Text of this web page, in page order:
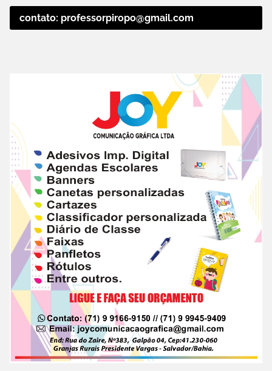
contato: professorpiropo@gmail.com